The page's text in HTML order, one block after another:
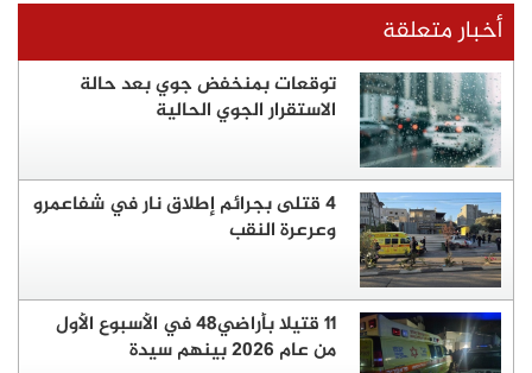
أخبار متعلقة
توقعات بمنخفض جوي بعد حالة
الاستقرار الجوي الحالية
4 قتلى بجرائم إطلاق نار في شفاعمرو
وعرعرة النقب
11 قتيلا بأراضي48 في الأسبوع الأول
من عام 2026 بينهم سيدة